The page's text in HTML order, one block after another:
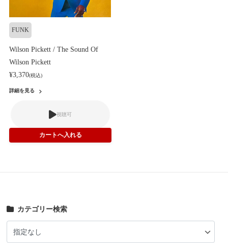
FUNK
Wilson Pickett / The Sound Of
Wilson Pickett
¥3,370(税込)
詳細を見る
視聴可
カテゴリー検索